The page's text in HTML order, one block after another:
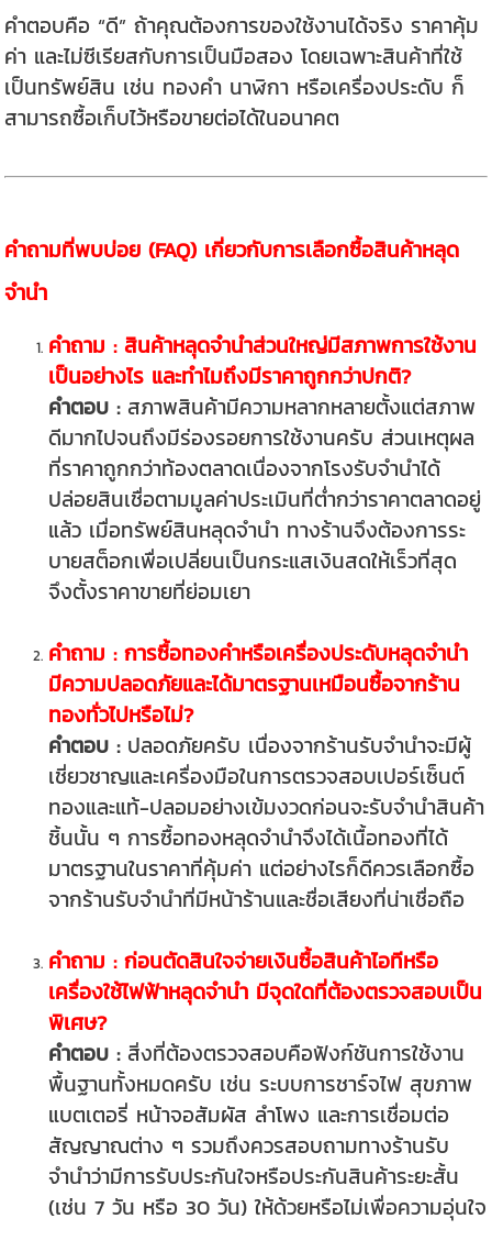
คำตอบคือ “ดี” ถ้าคุณต้องการของใช้งานได้จริง ราคาคุ้ม
ค่า และไม่ซีเรียสกับการเป็นมือสอง โดยเฉพาะสินค้าที่ใช้
เป็นทรัพย์สิน เช่น ทองคำ นาฬิกา หรือเครื่องประดับ ก็
สามารถซื้อเก็บไว้หรือขายต่อได้ในอนาคต
คำถามที่พบบ่อย (FAQ) เกี่ยวกับการเลือกซื้อสินค้าหลุด
จำนำ
คำถาม : สินค้าหลุดจำนำส่วนใหญ่มีสภาพการใช้งาน
เป็นอย่างไร และทำไมถึงมีราคาถูกกว่าปกติ?
คำตอบ :สภาพสินค้ามีความหลากหลายตั้งแต่สภาพ
ดีมากไปจนถึงมีร่องรอยการใช้งานครับ ส่วนเหตุผล
ที่ราคาถูกกว่าท้องตลาดเนื่องจากโรงรับจำนำได้
ปล่อยสินเชื่อตามมูลค่าประเมินที่ต่ำกว่าราคาตลาดอยู่
แล้ว เมื่อทรัพย์สินหลุดจำนำ ทางร้านจึงต้องการระ
บายสต็อกเพื่อเปลี่ยนเป็นกระแสเงินสดให้เร็วที่สุด
จึงตั้งราคาขายที่ย่อมเยา
คำถาม : การซื้อทองคำหรือเครื่องประดับหลุดจำนำ
มีความปลอดภัยและได้มาตรฐานเหมือนซื้อจากร้าน
ทองทั่วไปหรือไม่?
คำตอบ :ปลอดภัยครับ เนื่องจากร้านรับจำนำจะมีผู้
เชี่ยวชาญและเครื่องมือในการตรวจสอบเปอร์เซ็นต์
ทองและแท้-ปลอมอย่างเข้มงวดก่อนจะรับจำนำสินค้า
ชิ้นนั้น ๆ การซื้อทองหลุดจำนำจึงได้เนื้อทองที่ได้
มาตรฐานในราคาที่คุ้มค่า แต่อย่างไรก็ดีควรเลือกซื้อ
จากร้านรับจำนำที่มีหน้าร้านและชื่อเสียงที่น่าเชื่อถือ
คำถาม : ก่อนตัดสินใจจ่ายเงินซื้อสินค้าไอทีหรือ
เครื่องใช้ไฟฟ้าหลุดจำนำ มีจุดใดที่ต้องตรวจสอบเป็น
พิเศษ?
คำตอบ :สิ่งที่ต้องตรวจสอบคือฟังก์ชันการใช้งาน
พื้นฐานทั้งหมดครับ เช่น ระบบการชาร์จไฟ สุขภาพ
แบตเตอรี่ หน้าจอสัมผัส ลำโพง และการเชื่อมต่อ
สัญญาณต่าง ๆ รวมถึงควรสอบถามทางร้านรับ
จำนำว่ามีการรับประกันใจหรือประกันสินค้าระยะสั้น
(เช่น 7 วัน หรือ 30 วัน) ให้ด้วยหรือไม่เพื่อความอุ่นใจ